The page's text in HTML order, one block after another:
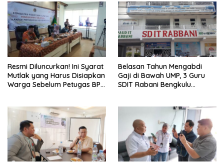
Resmi Diluncurkan! Ini Syarat
Mutlak yang Harus Disiapkan
Warga Sebelum Petugas BPN
Belasan Tahun Mengabdi
Gaji di Bawah UMP, 3 Guru
SDIT Rabani Bengkulu